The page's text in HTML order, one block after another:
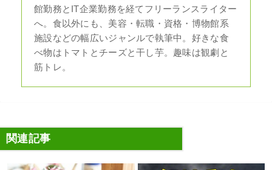
館勤務とIT企業勤務を経てフリーランスライター
へ。食以外にも、美容・転職・資格・博物館系
施設などの幅広いジャンルで執筆中。好きな食
べ物はトマトとチーズと干し芋。趣味は観劇と
筋トレ。
関連記事